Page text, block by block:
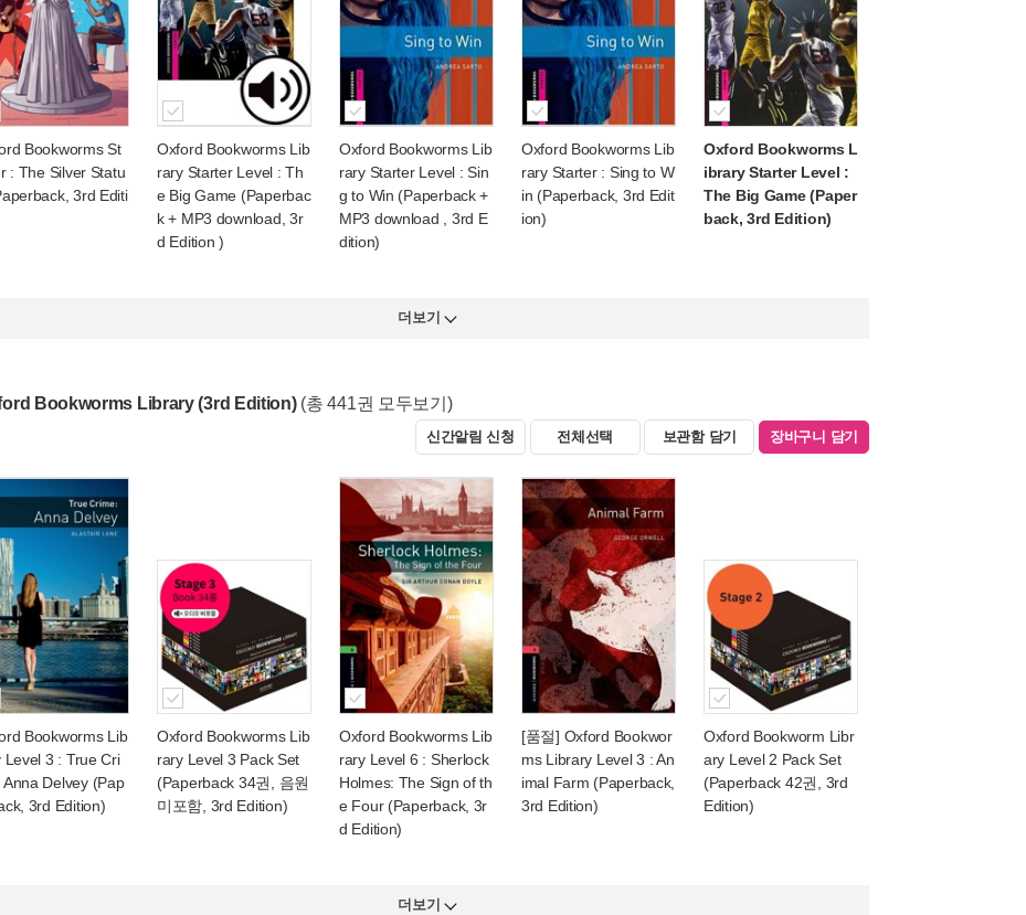
Bookworms St
: The Silver Statu
3rd Editi
Oxford Bookworms Lib
rary Starter Level : Th
e Big Game (Paperbac
k + MP3 download, 3r
d Edition )
Oxford Bookworms Lib
rary Starter Level : Sin
g to Win (Paperback +
MP3 download , 3rd E
dition)
Oxford Bookworms Lib
rary Starter : Sing to W
in (Paperback, 3rd Edit
ion)
Oxford Bookworms L
ibrary Starter Level :
The Big Game (Paper
back, 3rd Edition)
더보기
Bookworms Library (3rd Edition) (총 441권 모두보기)
신간알림 신청 전체선택 보관함 담기 장바구니 담기
Bookworms Lib
Level 3 : True Cri
Anna Delvey (Pap
3rd Edition)
Oxford Bookworms Lib
rary Level 3 Pack Set
(Paperback 34권, 음원
미포함, 3rd Edition)
Oxford Bookworms Lib
rary Level 6 : Sherlock
Holmes: The Sign of th
e Four (Paperback, 3r
d Edition)
[품절] Oxford Bookwor
ms Library Level 3 : An
imal Farm (Paperback,
3rd Edition)
Oxford Bookworm Libr
ary Level 2 Pack Set
(Paperback 42권, 3rd
Edition)
더보기